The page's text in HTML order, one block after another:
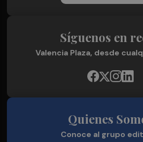
Síguenos en
Valencia Plaza, desde
Quienes
Conoce al grupo